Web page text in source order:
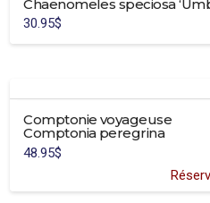
Chaenomeles speciosa
30.95$
Comptonie voyageuse
Comptonia peregrina
48.95$